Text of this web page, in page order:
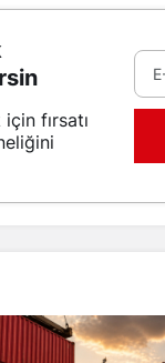
fırsatı